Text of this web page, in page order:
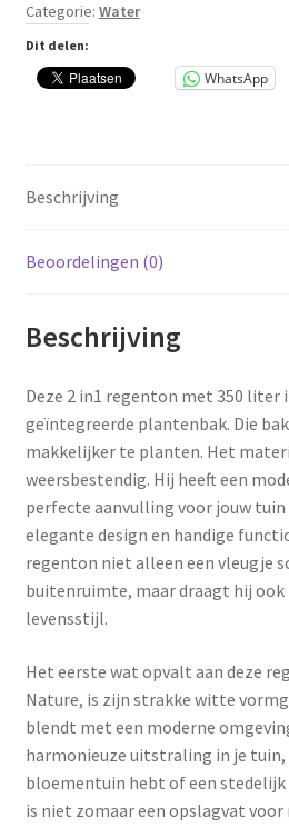
Arctic
62(max)
h.150
Categorie: Water
Dit delen:
WhatsApp
Beschrijving
Beoordelingen (0)
Beschrijving
Deze 2 in1 regenton met 350 liter
geïntegreerde plantenbak. Die
makkelijker te planten. Het
weersbestendig. Hij heeft een
perfecte aanvulling voor jouw
elegante design en handige
regenton niet alleen een vleugje
buitenruimte, maar draagt hij ook
levensstijl.
Het eerste wat opvalt aan deze
Nature, is zijn strakke witte
blendt met een moderne
harmonieuze uitstraling in je tuin,
bloementuin hebt of een
is niet zomaar een opslagvat